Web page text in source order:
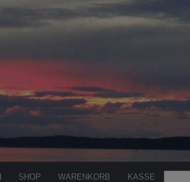
SHOP WARENKORB KASSE
Search